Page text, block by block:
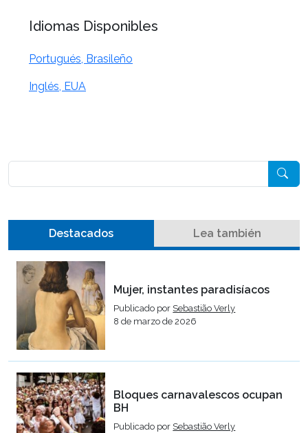
Idiomas Disponibles
Portugués, Brasileño
Inglés, EUA
Destacados Lea también
Mujer, instantes paradisíacos
Publicado por Sebastião Verly
8 de marzo de 2026
Bloques carnavalescos ocupan
BH
Publicado por Sebastião Verly